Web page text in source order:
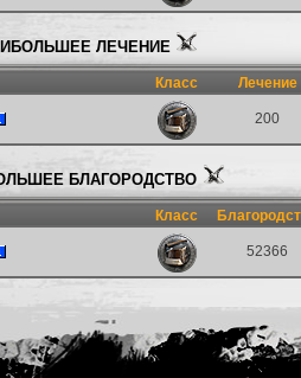
ЛЕЧЕНИЕ
Класс Лечение
200
БЛАГОРОДСТВО
Класс
52366